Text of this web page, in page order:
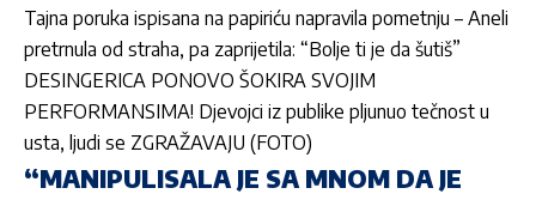
Tajna poruka ispisana na papiriću napravila pometnju – Aneli
pretrnula od straha, pa zaprijetila: “Bolje ti je da šutiš”
DESINGERICA PONOVO ŠOKIRA SVOJIM
PERFORMANSIMA! Djevojci iz publike pljunuo tečnost u
usta, ljudi se ZGRAŽAVAJU (FOTO)
“MANIPULISALA JE SA MNOM DA JE